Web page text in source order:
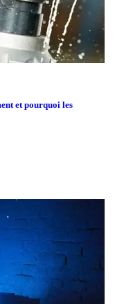
et pourquoi les